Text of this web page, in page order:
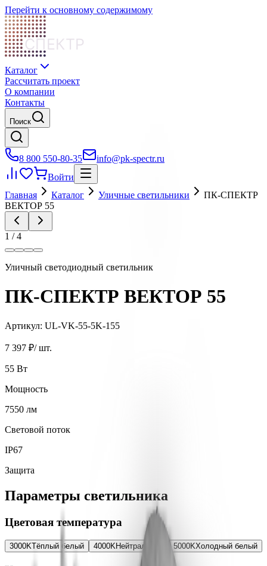
Перейти к основному содержимому
СПЕКТР
Каталог
Рассчитать проект
О компании
Контакты
Поиск
8 800 550-80-35
info@pk-spectr.ru
Войти
Главная
Каталог Уличные светильники
ПК-СПЕКТР
ВЕКТОР 55
1 /4
Уличный светодиодный светильник
ПК-СПЕКТР ВЕКТОР 55
Артикул: UL-VK-55-5K-155
7 397 ₽/ шт.
55 Вт
Мощность
7550 лм
Световой поток
IP67
Защита
Параметры светильника
Цветовая температура
3000KТёплый белый 4000KНейтральный 5000KХолодный белый